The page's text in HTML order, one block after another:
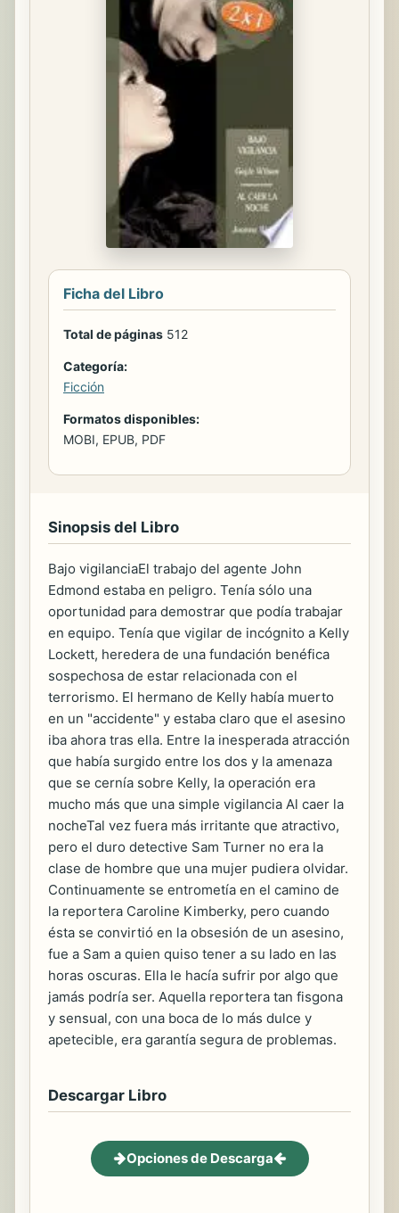
Ficha del Libro
Total de páginas 512
Categoría:
Ficción
Formatos disponibles:
MOBI, EPUB, PDF
Sinopsis del Libro
Bajo vigilanciaEl trabajo del agente John
Edmond estaba en peligro. Tenía sólo una
oportunidad para demostrar que podía trabajar
en equipo. Tenía que vigilar de incógnito a Kelly
Lockett, heredera de una fundación benéfica
sospechosa de estar relacionada con el
terrorismo. El hermano de Kelly había muerto
en un "accidente" y estaba claro que el asesino
iba ahora tras ella. Entre la inesperada atracción
que había surgido entre los dos y la amenaza
que se cernía sobre Kelly, la operación era
mucho más que una simple vigilancia Al caer la
nocheTal vez fuera más irritante que atractivo,
pero el duro detective Sam Turner no era la
clase de hombre que una mujer pudiera olvidar.
Continuamente se entrometía en el camino de
la reportera Caroline Kimberky, pero cuando
ésta se convirtió en la obsesión de un asesino,
fue a Sam a quien quiso tener a su lado en las
horas oscuras. Ella le hacía sufrir por algo que
jamás podría ser. Aquella reportera tan fisgona
y sensual, con una boca de lo más dulce y
apetecible, era garantía segura de problemas.
Descargar Libro
Opciones de Descarga